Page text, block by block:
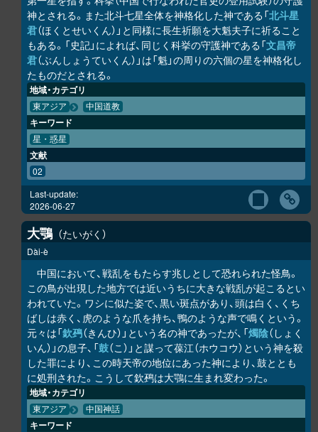
神とされる。また北斗七星全体を神格化した神である「北斗星
君（ほくとせいくん）」と同様に長生祈願を大魁夫子に祈ること
もある。「史記」によれば、同じく科挙の守護神である「文昌帝
君（ぶんしょうていくん）」は「魁」の周りの六個の星を神格化し
たものだとされる。
地域・カテゴリ
東アジア 中国道教
キーワード
星・惑星
文献
02
Last-update:
2026-06-27
大鶚 たいがく
Dài-è
中国において、戦乱をもたらす兆しとして恐れられた怪鳥。
この鳥が出現した地方では近いうちに大きな戦乱が起こるとい
われていた。ワシに似た姿で、黒い斑点があり、頭は白く、くち
ばしは赤く、虎のような爪を持ち、鴨のような声で鳴くという。
元々は「欽䲹（きんひ）」という名の神であったが、「燭陰（しょく
いん）」の息子、「鼓（こ）」と謀って葆江（ホウコウ）という神を殺
した罪により、この時天帝の地位にあった神により、鼓ととも
に処刑された。こうして欽䲹は大鶚に生まれ変わった。
地域・カテゴリ
東アジア 中国神話
キーワード